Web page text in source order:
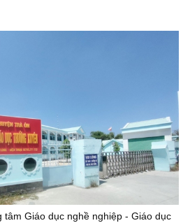
tâm Giáo dục nghề nghiệp - Giáo dục